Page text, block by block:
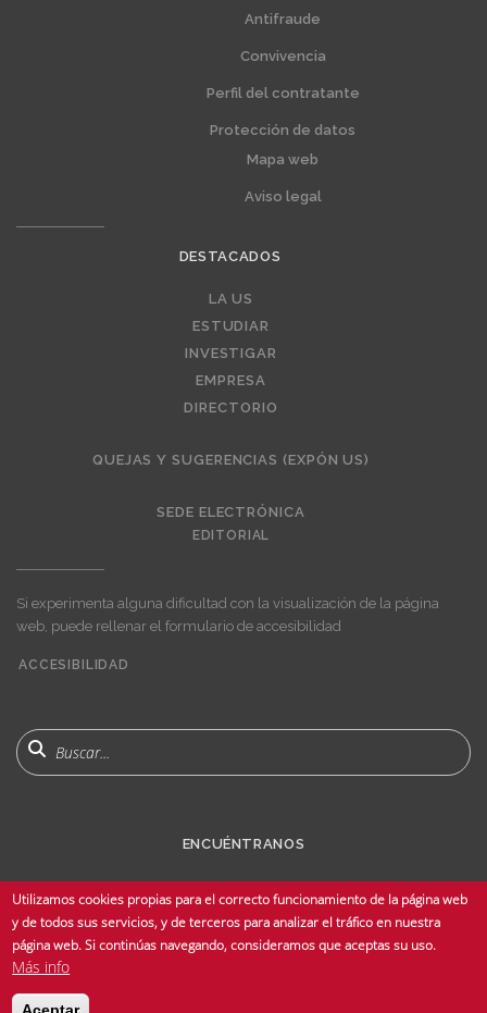
Antifraude
Convivencia
Perfil del contratante
Protección de datos
Mapa web
Aviso legal
DESTACADOS
LA US
ESTUDIAR
INVESTIGAR
EMPRESA
DIRECTORIO
QUEJAS Y SUGERENCIAS (EXPÓN US)
SEDE ELECTRÓNICA
EDITORIAL
Si experimenta alguna dificultad con la visualización de la página
web, puede rellenar el formulario de accesibilidad
menu
ACCESIBILIDAD
Buscar
ENCUÉNTRANOS
© Copyright 2025 Universidad de Sevilla - Todos los derechos reservados -
Utilizamos cookies propias para el correcto funcionamiento de la página web
y de todos sus servicios, y de terceros para analizar el tráfico en nuestra
página web. Si continúas navegando, consideramos que aceptas su uso.
Más info